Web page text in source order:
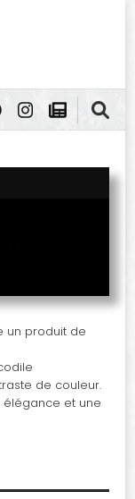
un produit de
de couleur.
élégance et une